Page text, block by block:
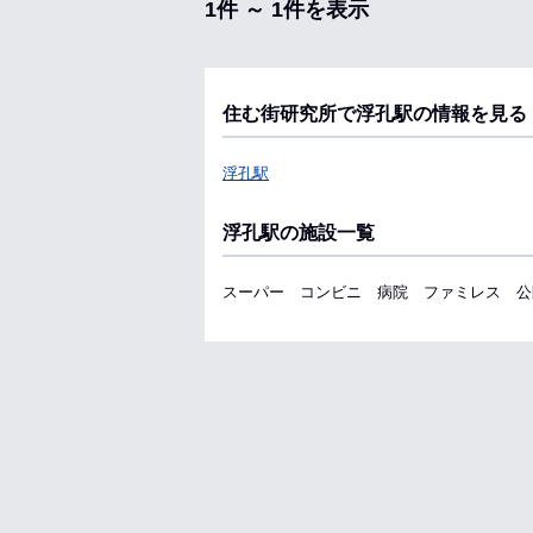
1件 ～ 1件を表示
住む街研究所で浮孔駅の情報を見る
浮孔駅
浮孔駅の施設一覧
スーパー コンビニ 病院 ファミレス